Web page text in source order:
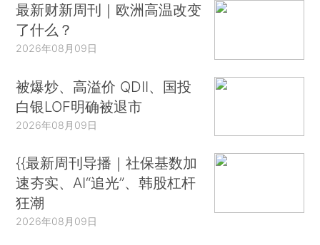
最新财新周刊｜欧洲高温改变
了什么？
2026年08月09日
被爆炒、高溢价 QDII、国投
白银LOF明确被退市
2026年08月09日
{{最新周刊导播｜社保基数加
速夯实、AI“追光”、韩股杠杆
狂潮
2026年08月09日